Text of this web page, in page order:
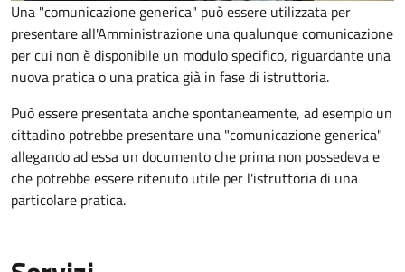
Una "comunicazione generica" può essere utilizzata per
presentare all'Amministrazione una qualunque comunicazione
per cui non è disponibile un modulo specifico, riguardante una
nuova pratica o una pratica già in fase di istruttoria.
Può essere presentata anche spontaneamente, ad esempio un
cittadino potrebbe presentare una "comunicazione generica"
allegando ad essa un documento che prima non possedeva e
che potrebbe essere ritenuto utile per l'istruttoria di una
particolare pratica.